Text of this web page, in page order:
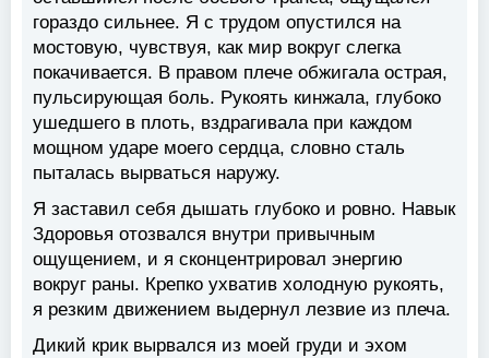
гораздо сильнее. Я с трудом опустился на
мостовую, чувствуя, как мир вокруг слегка
покачивается. В правом плече обжигала острая,
пульсирующая боль. Рукоять кинжала, глубоко
ушедшего в плоть, вздрагивала при каждом
мощном ударе моего сердца, словно сталь
пыталась вырваться наружу.
Я заставил себя дышать глубоко и ровно. Навык
Здоровья отозвался внутри привычным
ощущением, и я сконцентрировал энергию
вокруг раны. Крепко ухватив холодную рукоять,
я резким движением выдернул лезвие из плеча.
Дикий крик вырвался из моей груди и эхом